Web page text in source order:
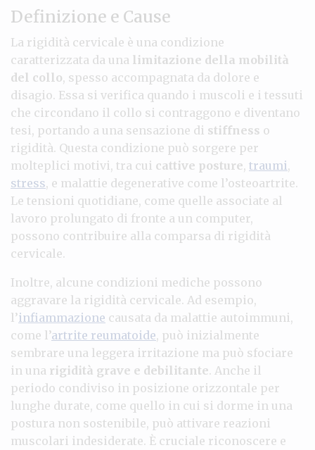
Definizione e Cause
La rigidità cervicale è una condizione
caratterizzata da una limitazione della mobilità
del collo, spesso accompagnata da dolore e
disagio. Essa si verifica quando i muscoli e i tessuti
che circondano il collo si contraggono e diventano
tesi, portando a una sensazione di stiffness o
rigidità. Questa condizione può sorgere per
molteplici motivi, tra cui cattive posture, traumi,
stress, e malattie degenerative come l’osteoartrite.
Le tensioni quotidiane, come quelle associate al
lavoro prolungato di fronte a un computer,
possono contribuire alla comparsa di rigidità
cervicale.
Inoltre, alcune condizioni mediche possono
aggravare la rigidità cervicale. Ad esempio,
l’infiammazione causata da malattie autoimmuni,
come l’artrite reumatoide, può inizialmente
sembrare una leggera irritazione ma può sfociare
in una rigidità grave e debilitante. Anche il
periodo condiviso in posizione orizzontale per
lunghe durate, come quello in cui si dorme in una
postura non sostenibile, può attivare reazioni
muscolari indesiderate. È cruciale riconoscere e